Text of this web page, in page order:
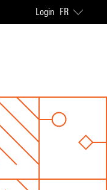
Login FR